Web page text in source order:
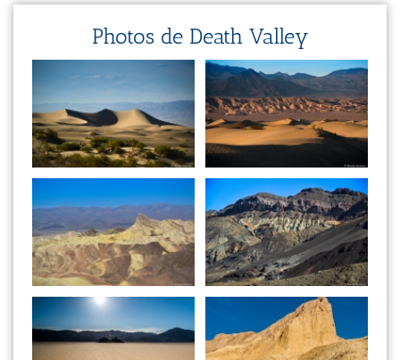
Photos de Death Valley